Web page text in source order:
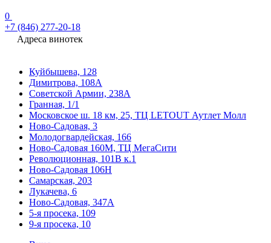
0
+7 (846) 277-20-18
Адреса винотек
Куйбышева, 128
Димитрова, 108А
Советской Армии, 238А
Гранная, 1/1
Московское ш. 18 км, 25, ТЦ LETOUT Аутлет Молл
Ново-Садовая, 3
Молодогвардейская, 166
Ново-Садовая 160М, ТЦ МегаСити
Революционная, 101В к.1
Ново-Садовая 106Н
Самарская, 203
Лукачева, 6
Ново-Садовая, 347А
5-я просека, 109
9-я просека, 10